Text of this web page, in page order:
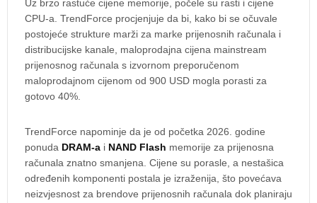
Uz brzo rastuće cijene memorije, počele su rasti i cijene
CPU-a. TrendForce procjenjuje da bi, kako bi se očuvale
postojeće strukture marži za marke prijenosnih računala i
distribucijske kanale, maloprodajna cijena mainstream
prijenosnog računala s izvornom preporučenom
maloprodajnom cijenom od 900 USD mogla porasti za
gotovo 40%.
TrendForce napominje da je od početka 2026. godine
ponuda DRAM-a i NAND Flash memorije za prijenosna
računala znatno smanjena. Cijene su porasle, a nestašica
određenih komponenti postala je izraženija, što povećava
neizvjesnost za brendove prijenosnih računala dok planiraju